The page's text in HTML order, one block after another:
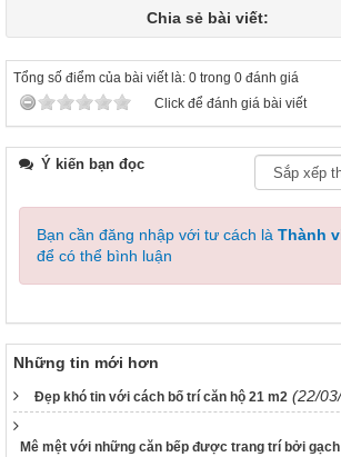
Chia sẻ bài viết:
Tổng số điểm của bài viết là: 0 trong 0 đánh giá
Click để đánh giá bài viết
Ý kiến bạn đọc
Bạn cần đăng nhập với tư cách là Thành
để có thể bình luận
Những tin mới hơn
Đẹp khó tin với cách bố trí căn hộ 21 m2 (22/
Mê mệt với những căn bếp được trang trí bởi